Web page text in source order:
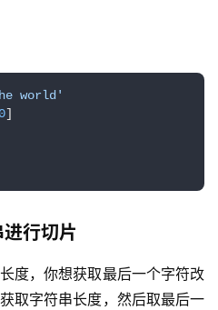
world'
行切片
度，你想获取最后一个字符改
取字符串长度，然后取最后一